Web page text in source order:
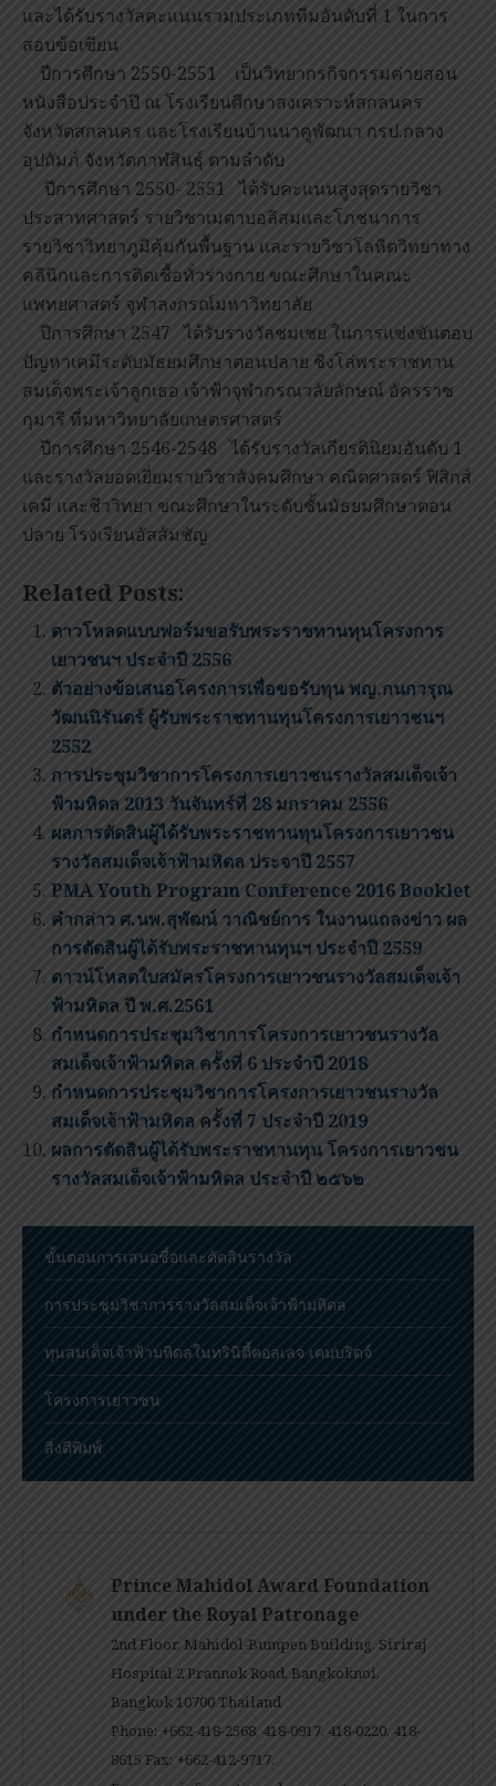
และได้รับรางวัลคะแนนรวมประเภททีมอันดับที่ 1 ในการ
สอบข้อเขียน
ปีการศึกษา 2550-2551 เป็นวิทยากรกิจกรรมค่ายสอน
หนังสือประจำปี ณ โรงเรียนศึกษาสงเคราะห์สกลนคร
จังหวัดสกลนคร และโรงเรียนบ้านนาคูพัฒนา กรป.กลาง
อุปถัมภ์ จังหวัดกาฬสินธุ์ ตามลำดับ
ปีการศึกษา 2550- 2551 ได้รับคะแนนสูงสุดรายวิชา
ประสาทศาสตร์ รายวิชาเมตาบอลิสมและโภชนาการ
รายวิชาวิทยาภูมิคุ้มกันพื้นฐาน และรายวิชาโลหิตวิทยาทาง
คลินิกและการติดเชื้อทั่วร่างกาย ขณะศึกษาในคณะ
แพทยศาสตร์ จุฬาลงกรณ์มหาวิทยาลัย
ปีการศึกษา 2547 ได้รับรางวัลชมเชย ในการแข่งขันตอบ
ปัญหาเคมีระดับมัธยมศึกษาตอนปลาย ชิงโล่พระราชทาน
สมเด็จพระเจ้าลูกเธอ เจ้าฟ้าจุฬาภรณวลัยลักษณ์ อัครราช
กุมารี ที่มหาวิทยาลัยเกษตรศาสตร์
ปีการศึกษา 2546-2548 ได้รับรางวัลเกียรตินิยมอันดับ 1
และรางวัลยอดเยี่ยมรายวิชาสังคมศึกษา คณิตศาสตร์ ฟิสิกส์
เคมี และชีววิทยา ขณะศึกษาในระดับชั้นมัธยมศึกษาตอน
ปลาย โรงเรียนอัสสัมชัญ
Related Posts:
ดาวโหลดแบบฟอร์มขอรับพระราชทานทุนโครงการ
เยาวชนฯ ประจำปี 2556
ตัวอย่างข้อเสนอโครงการเพื่อขอรับทุน พญ.กนกวรุณ
วัฒนนิรันดร์ ผู้รับพระราชทานทุนโครงการเยาวชนฯ
2552
การประชุมวิชาการโครงการเยาวชนรางวัลสมเด็จเจ้า
ฟ้ามหิดล 2013 วันจันทร์ที่ 28 มกราคม 2556
ผลการตัดสินผู้ได้รับพระราชทานทุนโครงการเยาวชน
รางวัลสมเด็จเจ้าฟ้ามหิดล ประจาปี 2557
PMA Youth Program Conference 2016 Booklet
คำกล่าว ศ.นพ.สุพัฒน์ วาณิชย์การ ในงานแถลงข่าว ผล
การตัดสินผู้ได้รับพระราชทานทุนฯ ประจำปี 2559
ดาวน์โหลดใบสมัครโครงการเยาวชนรางวัลสมเด็จเจ้า
ฟ้ามหิดล ปี พ.ศ.2561
กำหนดการประชุมวิชาการโครงการเยาวชนรางวัล
สมเด็จเจ้าฟ้ามหิดล ครั้งที่ 6 ประจำปี 2018
กำหนดการประชุมวิชาการโครงการเยาวชนรางวัล
สมเด็จเจ้าฟ้ามหิดล ครั้งที่ 7 ประจำปี 2019
ผลการตัดสินผู้ได้รับพระราชทานทุน โครงการเยาวชน
รางวัลสมเด็จเจ้าฟ้ามหิดล ประจำปี ๒๕๖๒
ขั้นตอนการเสนอชื่อและตัดสินรางวัล
การประชุมวิชาการรางวัลสมเด็จเจ้าฟ้ามหิดล
ทุนสมเด็จเจ้าฟ้ามหิดลในทรินิตี้คอลเลจ เคมบริดจ์
โครงการเยาวชน
สิ่งตีพิมพ์
Prince Mahidol Award Foundation
under the Royal Patronage
2nd Floor, Mahidol-Bumpen Building, Siriraj
Hospital 2 Prannok Road, Bangkoknoi,
Bangkok 10700 Thailand
Phone: +662-418-2568, 418-0917, 418-0220, 418-
8615 Fax: +662-412-9717.